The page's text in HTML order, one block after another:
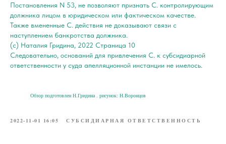
Постановления N 53, не позволяют признать С. контролирующим
должника лицом в юридическом или фактическом качестве.
Также вмененные С. действия не доказывают связи с
наступлением банкротства должника.
(с) Наталия Гридина, 2022 Страница 10
Следовательно, оснований для привлечения С. к субсидиарной
ответственности у суда апелляционной инстанции не имелось.
Обзор подготовлен Н.Гридина . рисунок: Н.Воронцов
2022-11-01 16:05 СУБСИДИАРНАЯ ОТВЕТСТВЕННОСТЬ